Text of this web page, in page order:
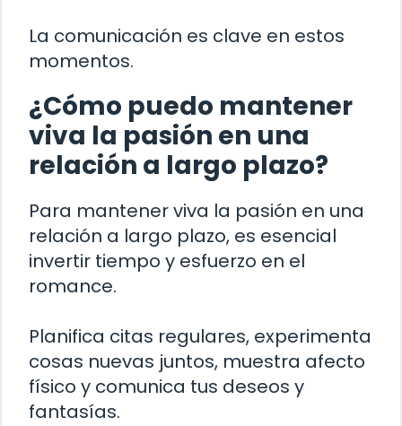
La comunicación es clave en estos
momentos.
¿Cómo puedo mantener
viva la pasión en una
relación a largo plazo?
Para mantener viva la pasión en una
relación a largo plazo, es esencial
invertir tiempo y esfuerzo en el
romance.
Planifica citas regulares, experimenta
cosas nuevas juntos, muestra afecto
físico y comunica tus deseos y
fantasías.